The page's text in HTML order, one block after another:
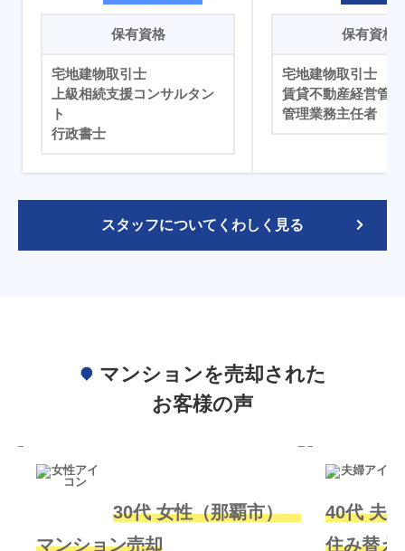
保有資格
宅地建物取引士
上級相続支援コンサルタン
ト
行政書士
保有資格
宅地建物取引士
賃貸不動産経営管
管理業務主任者
スタッフについてくわしく見る
マンションを売却された
お客様の声
30代 女性（那覇市）
マンション売却
40代 夫
住み替え